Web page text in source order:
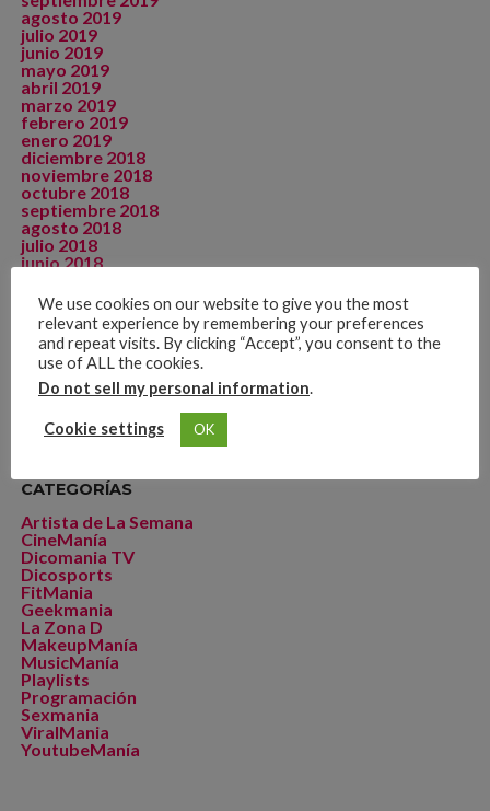
agosto 2019
julio 2019
junio 2019
mayo 2019
abril 2019
marzo 2019
febrero 2019
enero 2019
diciembre 2018
noviembre 2018
octubre 2018
septiembre 2018
agosto 2018
julio 2018
junio 2018
abril 2018
diciembre 2017
septiembre 2015
agosto 2015
julio 2015
mayo 2015
noviembre 2014
CATEGORÍAS
Artista de La Semana
CineManía
Dicomania TV
Dicosports
FitMania
Geekmania
La Zona D
MakeupManía
MusicManía
Playlists
Programación
Sexmania
ViralMania
YoutubeManía
We use cookies on our website to give you the most
relevant experience by remembering your preferences
and repeat visits. By clicking “Accept”, you consent to the
use of ALL the cookies.
Do not sell my personal information.
Cookie settings OK